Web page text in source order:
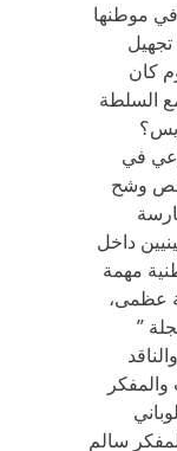
في موطنها
كان
السلطة
في
وشح
داخل
مهمة
عظمى،
”
سالم